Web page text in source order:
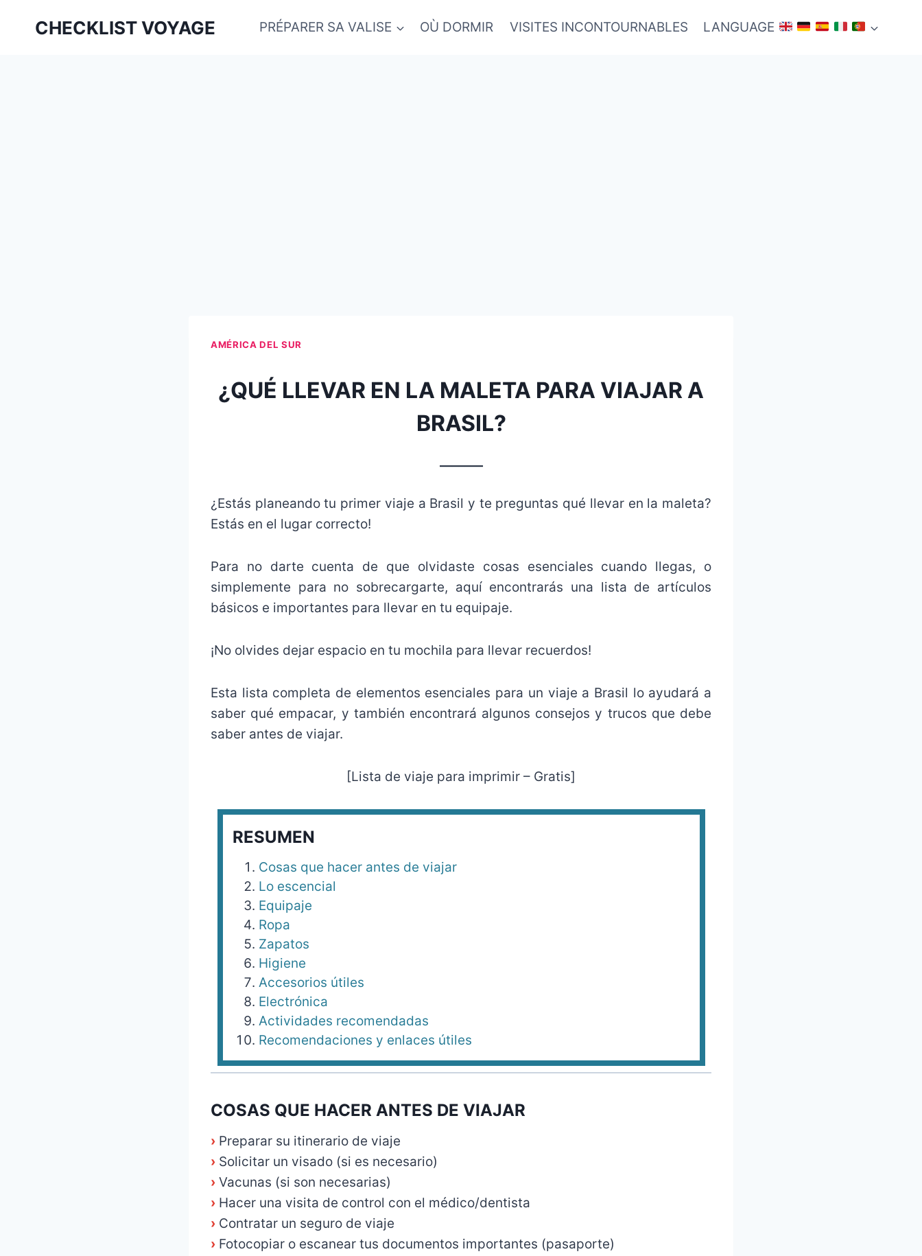
CHECKLIST VOYAGE PRÉPARER SA VALISE OÙ DORMIR VISITES INCONTOURNABLES LANGUAGE
AMÉRICA DEL SUR
¿QUÉ LLEVAR EN LA MALETA PARA VIAJAR A
BRASIL?
¿Estás planeando tu primer viaje a Brasil y te preguntas qué llevar en la maleta?
Estás en el lugar correcto!
Para no darte cuenta de que olvidaste cosas esenciales cuando llegas, o
simplemente para no sobrecargarte, aquí encontrarás una lista de artículos
básicos e importantes para llevar en tu equipaje.
¡No olvides dejar espacio en tu mochila para llevar recuerdos!
Esta lista completa de elementos esenciales para un viaje a Brasil lo ayudará a
saber qué empacar, y también encontrará algunos consejos y trucos que debe
saber antes de viajar.
[Lista de viaje para imprimir – Gratis]
RESUMEN
Cosas que hacer antes de viajar
Lo escencial
Equipaje
Ropa
Zapatos
Higiene
Accesorios útiles
Electrónica
Actividades recomendadas
Recomendaciones y enlaces útiles
COSAS QUE HACER ANTES DE VIAJAR
› Preparar su itinerario de viaje
› Solicitar un visado (si es necesario)
› Vacunas (si son necesarias)
› Hacer una visita de control con el médico/dentista
› Contratar un seguro de viaje
› Fotocopiar o escanear tus documentos importantes (pasaporte)